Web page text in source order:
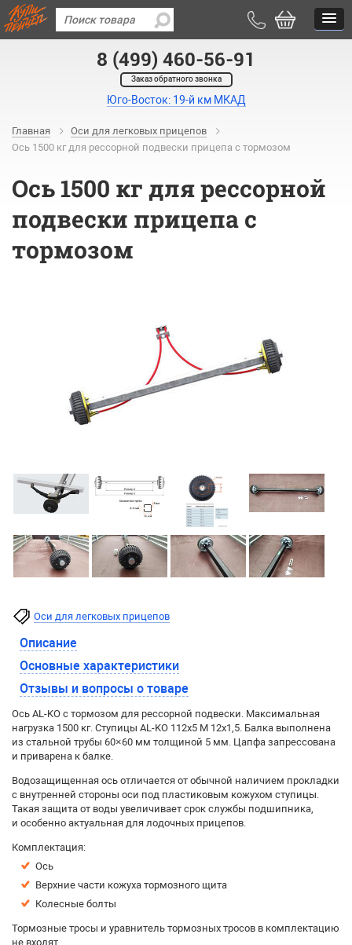
8 (499) 460-56-91
Заказ обратного звонка
Юго-Восток: 19-й км МКАД
Главная
Оси для легковых прицепов
Ось 1500 кг для рессорной подвески прицепа с тормозом
Ось 1500 кг для рессорной
подвески прицепа с
тормозом
Оси для легковых прицепов
Описание
Основные характеристики
Отзывы и вопросы о товаре
Ось AL-KO с тормозом для рессорной подвески. Максимальная
нагрузка 1500 кг. Ступицы AL-KO 112х5 М 12х1,5. Балка выполнена
из стальной трубы 60×60 мм толщиной 5 мм. Цапфа запрессована
и приварена к балке.
Водозащищенная ось отличается от обычной наличием прокладки
с внутренней стороны оси под пластиковым кожухом ступицы.
Такая защита от воды увеличивает срок службы подшипника,
и особенно актуальная для лодочных прицепов.
Комплектация:
Ось
Верхние части кожуха тормозного щита
Колесные болты
Тормозные тросы и уравнитель тормозных тросов в комплектацию
не входят.